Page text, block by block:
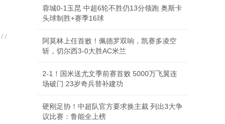
蓉城0-1玉昆 中超6轮不胜仍13分领跑 奥斯卡
头球制胜+赛季16球
阿莫林上任首败！佩德罗双响，凯赛多凌空
斩，切尔西3-0大胜AC米兰
2-1！国米送尤文季前赛首败 5000万飞翼连
场破门 23岁奇兵替补建功
硬刚足协！中超队官方要求换主裁 列出3大争
议比赛：鲁能全上榜